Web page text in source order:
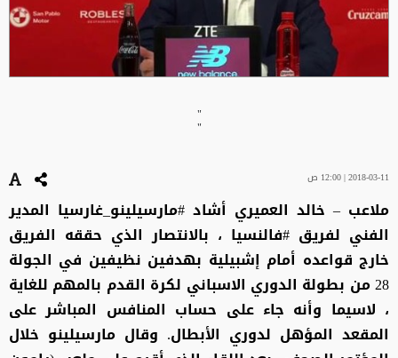
"
"
2018-03-11 | 12:00 ص
ملاعب – خالد العميري أشاد #مارسيلينو_غارسيا المدير
الفني لفريق #فالنسيا ، بالانتصار الذي حققه الفريق
خارج قواعده أمام إشبيلية بهدفين نظيفين في الجولة
28 من بطولة الدوري الاسباني لكرة القدم بالمهم للغاية
، لاسيما وأنه جاء على حساب المنافس المباشر على
المقعد المؤهل لدوري الأبطال. وقال مارسيلينو خلال